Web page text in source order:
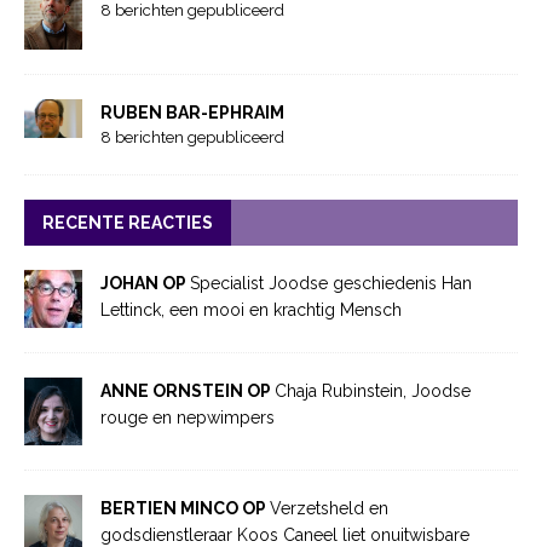
8 berichten gepubliceerd
RUBEN BAR-EPHRAIM
8 berichten gepubliceerd
RECENTE REACTIES
JOHAN OP Specialist Joodse geschiedenis Han
Lettinck, een mooi en krachtig Mensch
ANNE ORNSTEIN OP Chaja Rubinstein, Joodse
rouge en nepwimpers
BERTIEN MINCO OP Verzetsheld en
godsdienstleraar Koos Caneel liet onuitwisbare